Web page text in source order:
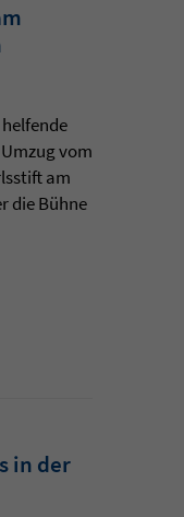
vom
am
die Bühne
in der